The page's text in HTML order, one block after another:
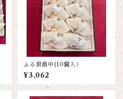
ふる里最中(10個入）
¥3,062